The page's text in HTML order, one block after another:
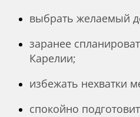
выбрать желаемый
заранее
Карелии;
избежать нехватки
спокойно